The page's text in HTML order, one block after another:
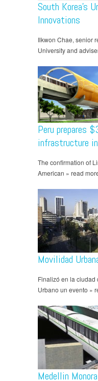
South Korea’s
Innovations
Ilkwon Chae, senior
University and
Peru prepares
infrastructure
The confirmation of
American » read
Movilidad
Finalizó en la
Urbano un evento »
Medellin